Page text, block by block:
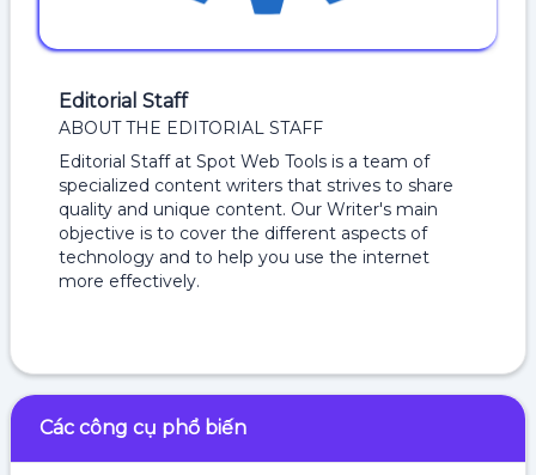
Editorial Staff
ABOUT THE EDITORIAL STAFF
Editorial Staff at Spot Web Tools is a team of
specialized content writers that strives to share
quality and unique content. Our Writer's main
objective is to cover the different aspects of
technology and to help you use the internet
more effectively.
Các công cụ phổ biến